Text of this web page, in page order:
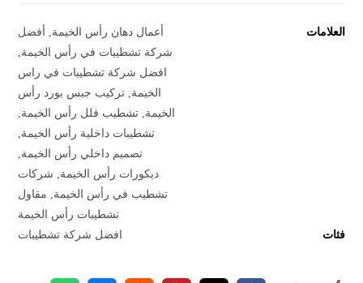
العلامات أعمال دهان رأس الخيمة
أفضل
شركة تشطيبات في رأس الخيمة
افضل شركة تشطيبات في راس
الخيمة تركيب جبس بورد رأس
الخيمة تشطيب فلل رأس الخيمة
تشطيبات داخلية رأس الخيمة
تصميم داخلي رأس الخيمة
ديكورات رأس الخيمة
شركات
تشطيب في رأس الخيمة
مقاول
تشطيبات رأس الخيمة
فئات
افضل شركة تشطيبات